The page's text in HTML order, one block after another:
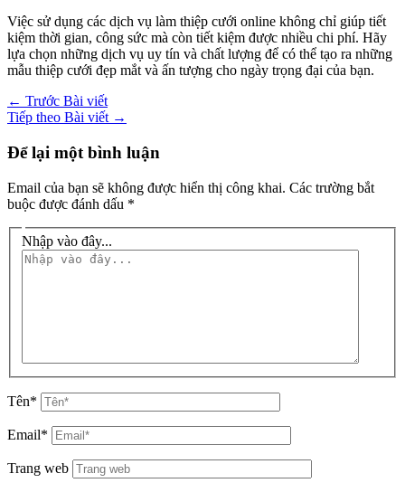
Việc sử dụng các dịch vụ làm thiệp cưới online không chỉ giúp tiết
kiệm thời gian, công sức mà còn tiết kiệm được nhiều chi phí. Hãy
lựa chọn những dịch vụ uy tín và chất lượng để có thể tạo ra những
mẫu thiệp cưới đẹp mắt và ấn tượng cho ngày trọng đại của bạn.
← Trước Bài viết
Tiếp theo Bài viết →
Để lại một bình luận
Email của bạn sẽ không được hiển thị công khai. Các trường bắt
buộc được đánh dấu *
Nhập vào đây...
Tên*
Email*
Trang web